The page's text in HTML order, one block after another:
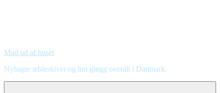
Mad ud af huset
Nybagte æbleskiver og lun gløgg overalt i Danmark.